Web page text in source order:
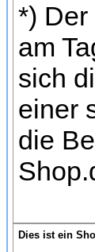
*)
am
sich
einer
die
Dies ist ein